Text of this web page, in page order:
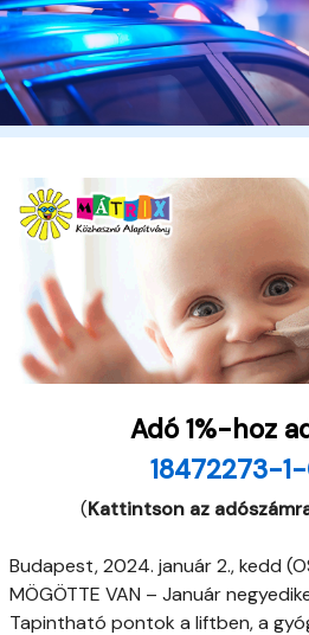
Adó 1%-hoz
18472273-
(Kattintson az
Budapest, 2024. január 2., kedd
MÖGÖTTE VAN – Január
Tapintható pontok a liftben, a